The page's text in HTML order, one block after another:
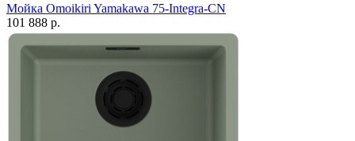
Мойка Omoikiri Yamakawa 75-Integra-CN
101 888 р.